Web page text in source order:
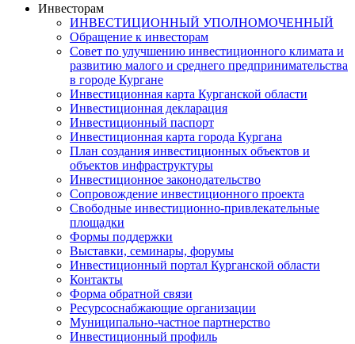
Инвесторам
ИНВЕСТИЦИОННЫЙ УПОЛНОМОЧЕННЫЙ
Обращение к инвесторам
Совет по улучшению инвестиционного климата и
развитию малого и среднего предпринимательства
в городе Кургане
Инвестиционная карта Курганской области
Инвестиционная декларация
Инвестиционный паспорт
Инвестиционная карта города Кургана
План создания инвестиционных объектов и
объектов инфраструктуры
Инвестиционное законодательство
Сопровождение инвестиционного проекта
Свободные инвестиционно-привлекательные
площадки
Формы поддержки
Выставки, семинары, форумы
Инвестиционный портал Курганской области
Контакты
Форма обратной связи
Ресурсоснабжающие организации
Муниципально-частное партнерство
Инвестиционный профиль